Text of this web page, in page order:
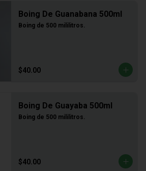
Boing De Guanabana 500ml
Boing de 500 mililitros.
$40.00
Boing De Guayaba 500ml
Boing de 500 mililitros.
$40.00